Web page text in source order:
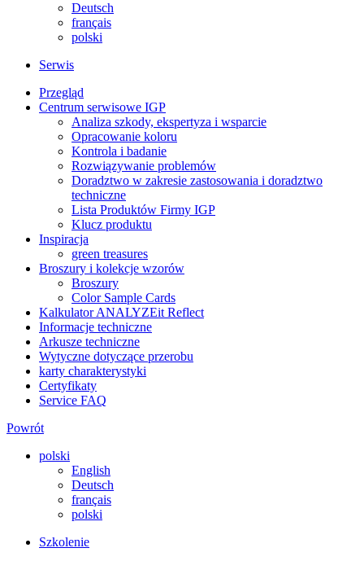
Deutsch
français
polski
Serwis
Przegląd
Centrum serwisowe IGP
Analiza szkody, ekspertyza i wsparcie
Opracowanie koloru
Kontrola i badanie
Rozwiązywanie problemów
Doradztwo w zakresie zastosowania i doradztwo
techniczne
Lista Produktów Firmy IGP
Klucz produktu
Inspiracja
green treasures
Broszury i kolekcje wzorów
Broszury
Color Sample Cards
Kalkulator ANALYZEit Reflect
Informacje techniczne
Arkusze techniczne
Wytyczne dotyczące przerobu
karty charakterystyki
Certyfikaty
Service FAQ
Powrót
polski
English
Deutsch
français
polski
Szkolenie